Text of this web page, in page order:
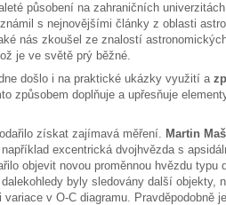
působení na zahraničních
s nejnovějšími články z oblasti
nás zkoušel ze znalostí
je ve světě prý běžné.
došlo i na praktické ukázky využití a
způsobem doplňuje a upřesňuje
získat zajímavá měření. Martin
excentrická dvojhvězda s
objevit novou proměnnou hvězdu typu
byly sledovány další objekty,
v O-C diagramu. Pravděpodobně